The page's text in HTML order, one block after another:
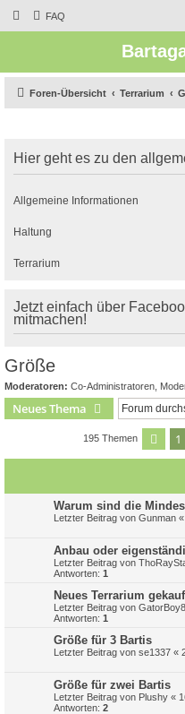
FAQ
Foren-Übersicht Terrarium
Hier geht es zu den
Allgemeine Informationen
Haltung
Terrarium
Jetzt einfach über
mitmachen!
Größe
Moderatoren: Co-Administratoren
Neues Thema
195 Themen Seite
1
Warum sind die
Letzter Beitrag von Gunman «
Anbau oder
Letzter Beitrag von
Antworten: 1
Neues Terrarium
Letzter Beitrag von
Antworten: 1
Größe für 3 Bartis
Letzter Beitrag von se1337 «
Größe für zwei Bartis
Letzter Beitrag von Plushy «
Antworten: 2